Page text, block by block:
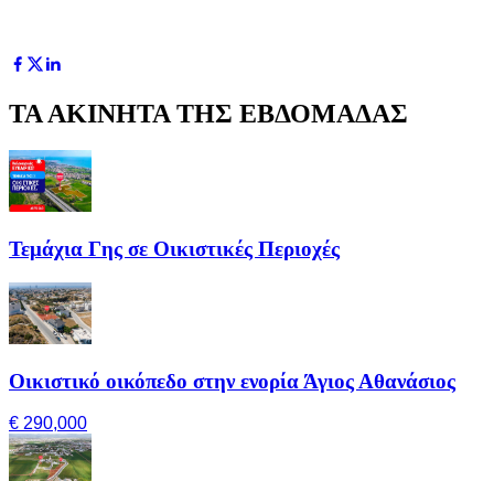
ΤΑ ΑΚΙΝΗΤΑ ΤΗΣ ΕΒΔΟΜΑΔΑΣ
Τεμάχια Γης σε Οικιστικές Περιοχές
Οικιστικό οικόπεδο στην ενορία Άγιος Αθανάσιος
€ 290,000